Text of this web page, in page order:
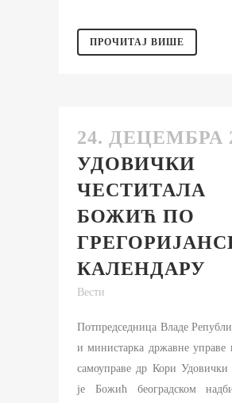
ПРОЧИТАЈ ВИШЕ
24. ДЕЦЕМБРА
УДОВИЧКИ
ЧЕСТИТАЛА
БОЖИЋ ПО
КАЛЕНДАРУ
Вести
Потпредседница Владе
и министарка државне управе
самоуправе др Кори Удовички
је Божић београдском